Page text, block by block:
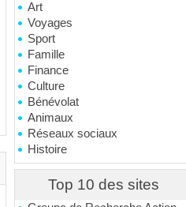
Art
Voyages
Sport
Famille
Finance
Culture
Bénévolat
Animaux
Réseaux sociaux
Histoire
Top 10 des sites